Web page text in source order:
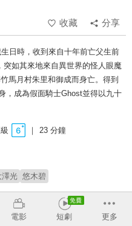
收藏
分享
日時，收到來自十年前亡父生前
如其來地來自異世界的怪人眼魔
馬月村朱里和御成而身亡。得到
，成為假面騎士Ghost並得以九十
23 分鐘
澤光 悠木碧
電影 短劇 更多